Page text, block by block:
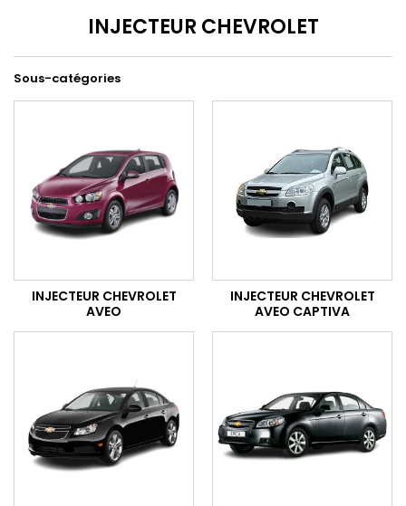
INJECTEUR CHEVROLET
Sous-catégories
INJECTEUR CHEVROLET
AVEO
INJECTEUR CHEVROLET
AVEO CAPTIVA